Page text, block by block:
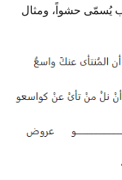
يُسمّى حشواً، ومثال